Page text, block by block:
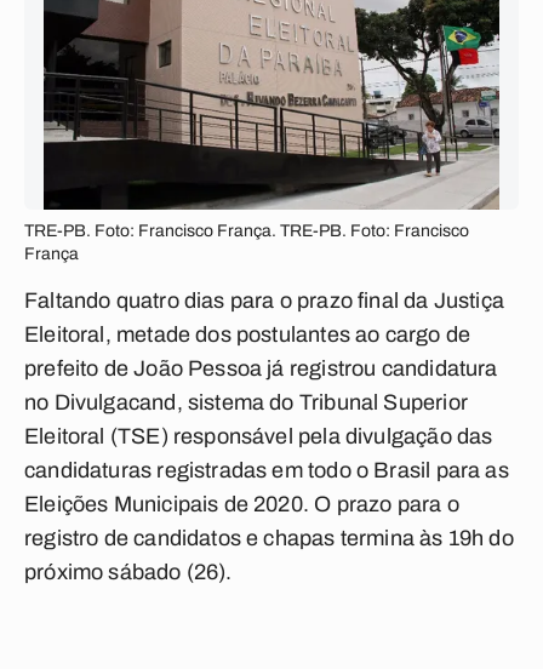
TRE-PB. Foto: Francisco França. TRE-PB. Foto: Francisco
França
Faltando quatro dias para o prazo final da Justiça
Eleitoral, metade dos postulantes ao cargo de
prefeito de João Pessoa já registrou candidatura
no Divulgacand, sistema do Tribunal Superior
Eleitoral (TSE) responsável pela divulgação das
candidaturas registradas em todo o Brasil para as
Eleições Municipais de 2020. O prazo para o
registro de candidatos e chapas termina às 19h do
próximo sábado (26).